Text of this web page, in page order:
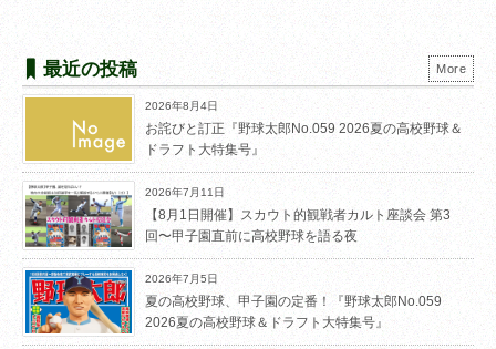
最近の投稿
2026年8月4日
お詫びと訂正『野球太郎No.059 2026夏の高校野球＆
ドラフト大特集号』
2026年7月11日
【8月1日開催】スカウト的観戦者カルト座談会 第3
回〜甲子園直前に高校野球を語る夜
2026年7月5日
夏の高校野球、甲子園の定番！『野球太郎No.059
2026夏の高校野球＆ドラフト大特集号』
More